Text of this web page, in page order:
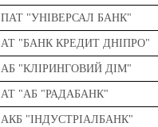
ПАТ "УНІВЕРСАЛ БАНК"
АТ "БАНК КРЕДИТ ДНІПРО"
АБ "КЛІРИНГОВИЙ ДІМ"
АТ "АБ "РАДАБАНК"
АКБ "IНДУСТРIАЛБАНК"